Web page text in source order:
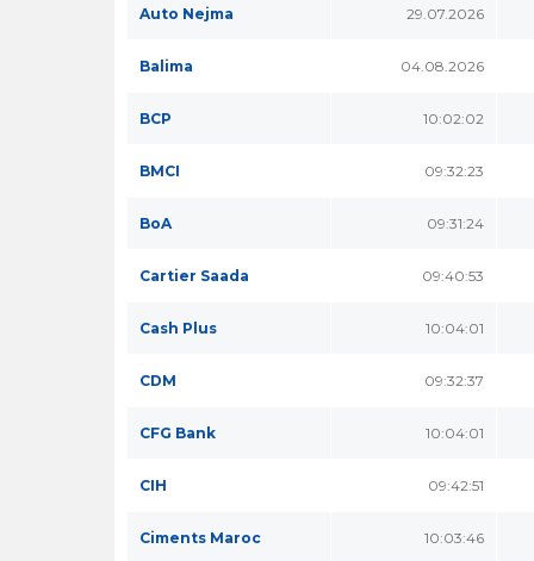
Auto Nejma 29.07.2026
Balima 04.08.2026
BCP 10:02:02
BMCI 09:32:23
BoA 09:31:24
Cartier Saada 09:40:53
Cash Plus 10:04:01
CDM 09:32:37
CFG Bank 10:04:01
CIH 09:42:51
Ciments Maroc 10:03:46